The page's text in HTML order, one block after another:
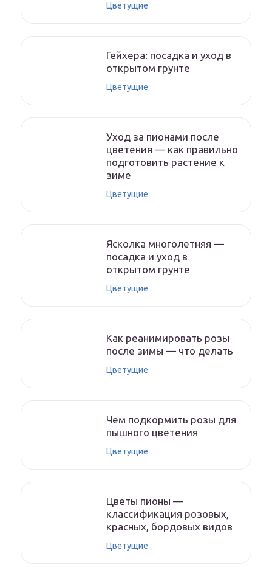
Цветущие
Гейхера: посадка и уход в
открытом грунте
Цветущие
Уход за пионами после
цветения — как правильно
подготовить растение к
зиме
Цветущие
Ясколка многолетняя —
посадка и уход в
открытом грунте
Цветущие
Как реанимировать розы
после зимы — что делать
Цветущие
Чем подкормить розы для
пышного цветения
Цветущие
Цветы пионы —
классификация розовых,
красных, бордовых видов
Цветущие